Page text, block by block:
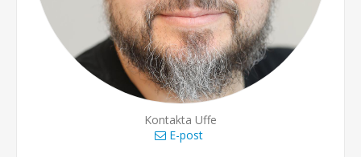
Kontakta Uffe
E-post